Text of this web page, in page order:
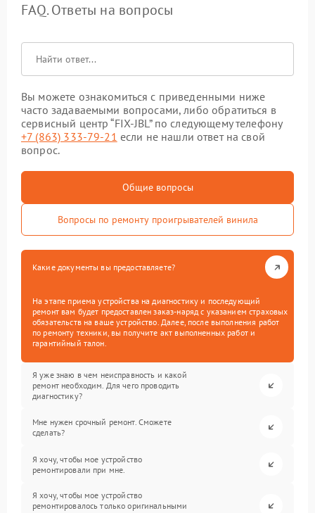
FAQ. Ответы на вопросы
Вы можете ознакомиться с приведенными ниже
часто задаваемыми вопросами, либо обратиться в
сервисный центр “FIX-JBL” по следующему телефону
+7 (863) 333-79-21 если не нашли ответ на свой
вопрос.
Общие вопросы
Вопросы по ремонту проигрывателей винила
Какие документы вы предоставляете?
На этапе приема устройства на диагностику и последующий
ремонт вам будет предоставлен заказ-наряд с указанием страховых
обязательств на ваше устройство. Далее, после выполнения работ
по ремонту техники, вы получите акт выполненных работ и
гарантийный талон.
Я уже знаю в чем неисправность и какой
ремонт необходим. Для чего проводить
диагностику?
Мне нужен срочный ремонт. Сможете
сделать?
Я хочу, чтобы мое устройство
ремонтировали при мне.
Я хочу, чтобы мое устройство
ремонтировалось только оригинальными